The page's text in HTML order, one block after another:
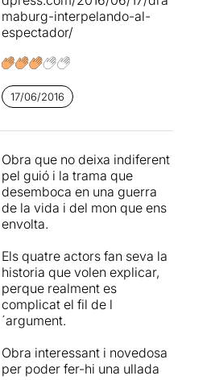
apocalíptica de cómo la
exhibición releva y confunde
la reflexión.
Lee la crítica completa
aquí: http://www.masteatro.
com/critica-de-dramaburg
Gefaellamb la interpretació
deLaia Alberch
Xavier Torra
D'entrada hem de
reconèixer que el text se'ns
ha fet una mica complicat
perdut en molts moments
de l'obra , però també hem
de dir que hem gaudit de la
proposta perquè ens hem
deixat portar per la posada
interpretacions que ens han
agradat força.
Un grup d'operaris
preparen un espai en el
catàstrofe. Porten mascares
i un d'ells (Laia Alberch) ens
maburg-interpelando-al-
espectador/
17/06/2016
Obra que no deixa indiferent
pel guió i la trama que
desemboca en una guerra
de la vida i del mon que ens
envolta.
Els quatre actors fan seva la
historia que volen explicar,
perque realment es
complicat el fil de l
´argument.
Obra interessant i novedosa
per poder fer-hi una ullada